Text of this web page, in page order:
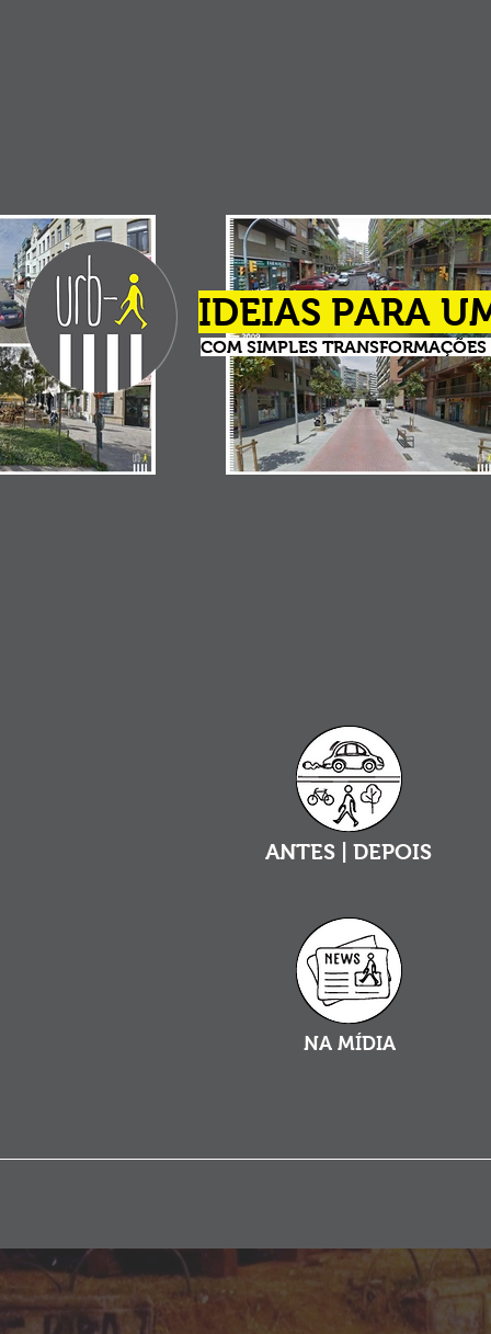
COM SIMPLES
IDEIAS PARA
ANTES | DEPOIS
NA MÍDIA